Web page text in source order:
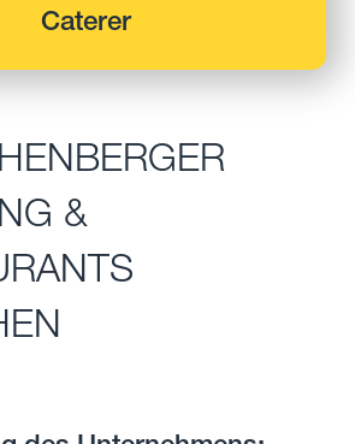
&
Caterer